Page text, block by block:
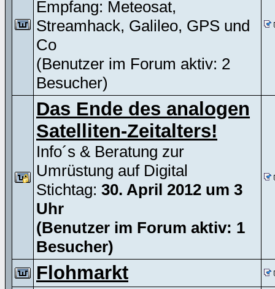
Empfang: Meteosat,
Streamhack, Galileo, GPS und
Co
(Benutzer im Forum aktiv: 2
Besucher)
Das Ende des analogen
Satelliten-Zeitalters!
Info´s & Beratung zur
Umrüstung auf Digital
Stichtag: 30. April 2012 um 3
Uhr
(Benutzer im Forum aktiv: 1
Besucher)
Flohmarkt